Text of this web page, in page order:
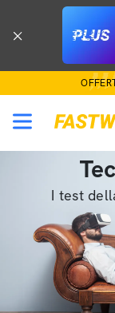
I test